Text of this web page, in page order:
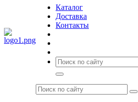
Каталог
Доставка
Контакты